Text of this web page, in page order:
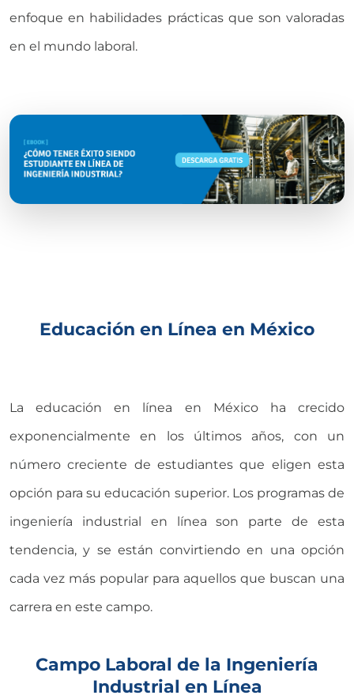
enfoque en habilidades prácticas que son valoradas
en el mundo laboral.
Educación en Línea en México
La educación en línea en México ha crecido
exponencialmente en los últimos años, con un
número creciente de estudiantes que eligen esta
opción para su educación superior. Los programas de
ingeniería industrial en línea son parte de esta
tendencia, y se están convirtiendo en una opción
cada vez más popular para aquellos que buscan una
carrera en este campo.
Campo Laboral de la Ingeniería
Industrial en Línea